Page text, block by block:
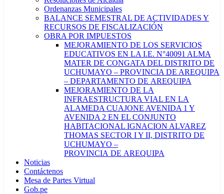
Ordenanzas Municipales
BALANCE SEMESTRAL DE ACTIVIDADES Y
RECURSOS DE FISCALIZACIÓN
OBRA POR IMPUESTOS
MEJORAMIENTO DE LOS SERVICIOS
EDUCATIVOS EN LA I.E. N°40091 ALMA
MATER DE CONGATA DEL DISTRITO DE
UCHUMAYO – PROVINCIA DE AREQUIPA
– DEPARTAMENTO DE AREQUIPA
MEJORAMIENTO DE LA
INFRAESTRUCTURA VIAL EN LA
ALAMEDA CUAJONE AVENIDA 1 Y
AVENIDA 2 EN EL CONJUNTO
HABITACIONAL IGNACION ALVAREZ
THOMAS SECTOR I Y II, DISTRITO DE
UCHUMAYO –
PROVINCIA DE AREQUIPA
Noticias
Contáctenos
Mesa de Partes Virtual
Gob.pe